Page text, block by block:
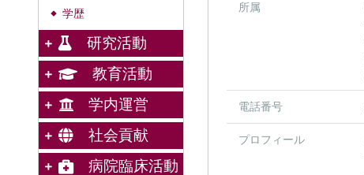
◆ 学歴
研究活動
教育活動
学内運営
社会貢献
病院臨床活動
所属
電話番号
プロフィール